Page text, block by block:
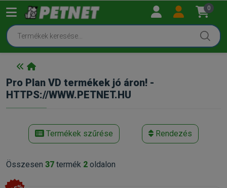
0
Pro Plan VD termékek jó áron! -
HTTPS://WWW.PETNET.HU
Termékek szűrése Rendezés
Összesen 37 termék 2 oldalon